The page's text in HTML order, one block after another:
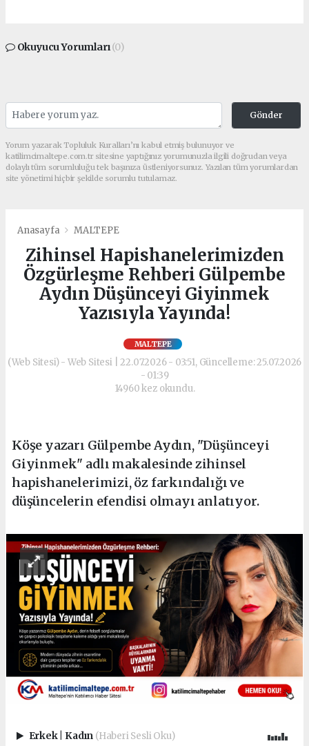
Okuyucu Yorumları(0)
Gönder
Yorum yazarak Topluluk Kuralları’nı kabul etmiş bulunuyor ve
katilimcimaltepe.com.tr sitesine yaptığınız yorumunuzla ilgili doğrudan veya
dolaylı tüm sorumluluğu tek başınıza üstleniyorsunuz. Yazılan tüm yorumlardan
site yönetimi hiçbir şekilde sorumlu tutulamaz.
Anasayfa MALTEPE
Zihinsel Hapishanelerimizden
Özgürleşme Rehberi Gülpembe
Aydın Düşünceyi Giyinmek
Yazısıyla Yayında!
MALTEPE
(Web Sitesi) - Web Sitesi | 22.07.2026 - 03:51, Güncelleme: 25.07.2026
- 01:39
14960 kez okundu.
Köşe yazarı Gülpembe Aydın, "Düşünceyi
Giyinmek" adlı makalesinde zihinsel
hapishanelerimizi, öz farkındalığı ve
düşüncelerin efendisi olmayı anlatıyor.
Erkek Kadın (Haberi Sesli Oku)